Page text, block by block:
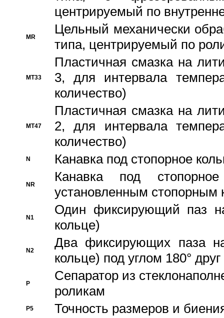
центрируемый по
MR
Цельный механически
типа, центрируемый по
MT33
Пластичная смазка на
3, для интервала
количество)
MT47
Пластичная смазка на
2, для интервала
количество)
N Канавка под стопорное
NR
Канавка под
установленным стопорным
N1
Один фиксирующий паз
кольце)
N2
Два фиксирующих паза
кольце) под углом 180° друг
P
Cепаратор из
роликам
P5 Точность размеров и